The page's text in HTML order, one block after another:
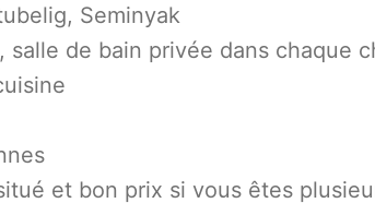
Seminyak
salle de bain privée dans chaque
et bon prix si vous êtes